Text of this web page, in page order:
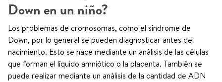
Down en un niño?
Los problemas de cromosomas, como el síndrome de
Down, por lo general se pueden diagnosticar antes del
nacimiento. Esto se hace mediante un análisis de las células
que forman el líquido amniótico o la placenta. También se
puede realizar mediante un análisis de la cantidad de ADN